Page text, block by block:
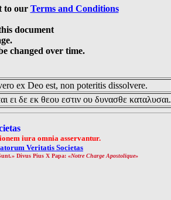
to our Terms and Conditions
document
changed over time.
ex Deo est, non poteritis dissolvere.
ει δε εκ θεου εστιν ου δυνασθε καταλυσαι.
iura omnia asservantur.
Veritatis Societas
Divus Pius X Papa: «Notre Charge Apostolique»